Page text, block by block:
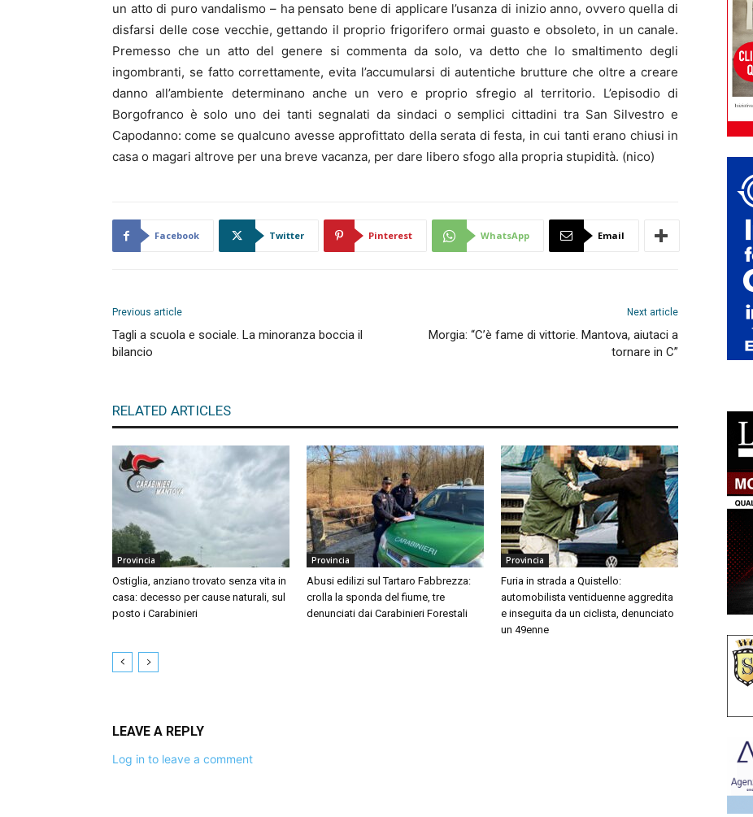
un atto di puro vandalismo – ha pensato bene di applicare l’usanza di inizio anno, ovvero quella di
disfarsi delle cose vecchie, gettando il proprio frigorifero ormai guasto e obsoleto, in un canale.
Premesso che un atto del genere si commenta da solo, va detto che lo smaltimento degli
ingombranti, se fatto correttamente, evita l’accumularsi di autentiche brutture che oltre a creare
danno all’ambiente determinano anche un vero e proprio sfregio al territorio. L’episodio di
Borgofranco è solo uno dei tanti segnalati da sindaci o semplici cittadini tra San Silvestro e
Capodanno: come se qualcuno avesse approfittato della serata di festa, in cui tanti erano chiusi in
casa o magari altrove per una breve vacanza, per dare libero sfogo alla propria stupidità. (nico)
Facebook Twitter Pinterest WhatsApp Email
Previous article
Tagli a scuola e sociale. La minoranza boccia il
bilancio
Next article
Morgia: “C’è fame di vittorie. Mantova, aiutaci a
tornare in C”
RELATED ARTICLES
Provincia
Ostiglia, anziano trovato senza vita in
casa: decesso per cause naturali, sul
posto i Carabinieri
Provincia
Abusi edilizi sul Tartaro Fabbrezza:
crolla la sponda del fiume, tre
denunciati dai Carabinieri Forestali
Provincia
Furia in strada a Quistello:
automobilista ventiduenne aggredita
e inseguita da un ciclista, denunciato
un 49enne
LEAVE A REPLY
Log in to leave a comment